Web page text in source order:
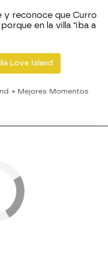
y reconoce que Curro
en la villa "iba a
Love Island
» Mejores Momentos